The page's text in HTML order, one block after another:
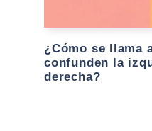
¿Cómo se llama
confunden la
derecha?